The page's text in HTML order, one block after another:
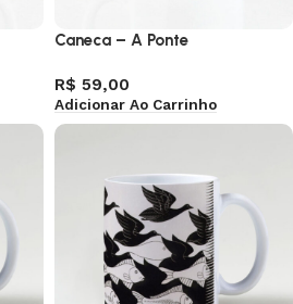
Caneca – A Ponte
R$ 59,00
Adicionar Ao Carrinho